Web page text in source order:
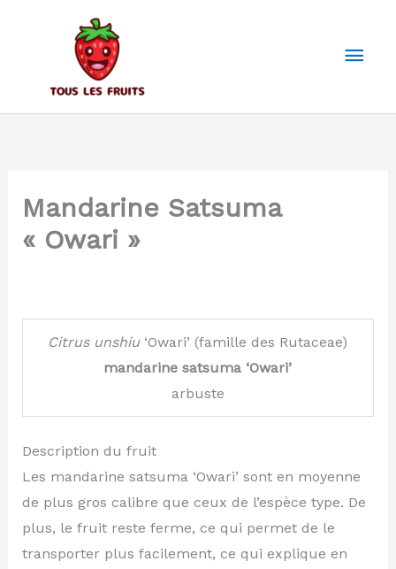
Mandarine Satsuma
« Owari »
Citrus unshiu‘Owari’ (famille des Rutaceae)
mandarine satsuma ‘Owari’
arbuste
Description du fruit
Les mandarine satsuma ‘Owari’ sont en moyenne
de plus gros calibre que ceux de l’espèce type. De
plus, le fruit reste ferme, ce qui permet de le
transporter plus facilement, ce qui explique en